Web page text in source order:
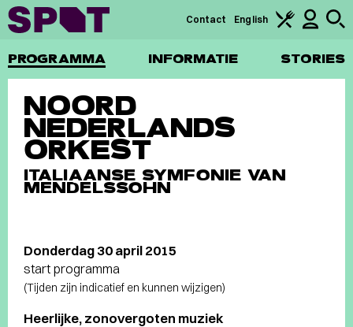
PROGRAMMA INFORMATIE STORIES
Contact English
NOORD
NEDERLANDS
ORKEST
ITALIAANSE SYMFONIE VAN
MENDELSSOHN
Donderdag 30 april 2015
start programma
(Tijden zijn indicatief en kunnen wijzigen)
Heerlijke, zonovergoten muziek